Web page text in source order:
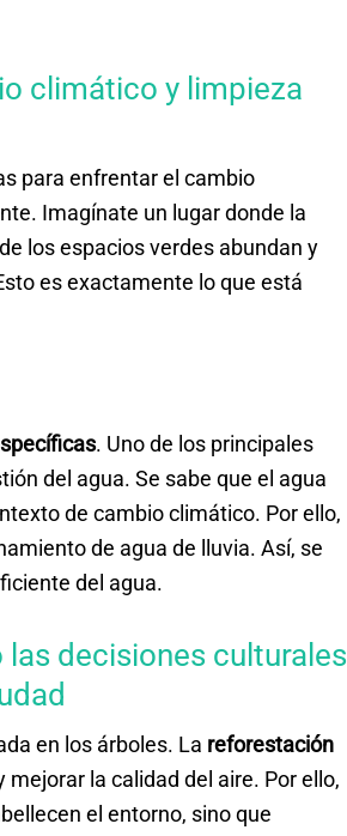
climático y limpieza
para enfrentar el cambio
Imagínate un lugar donde la
los espacios verdes abundan y
es exactamente lo que está
. Uno de los principales
del agua. Se sabe que el agua
de cambio climático. Por ello,
de agua de lluvia. Así, se
del agua.
decisiones culturales
en los árboles. La reforestación
la calidad del aire. Por ello,
el entorno, sino que